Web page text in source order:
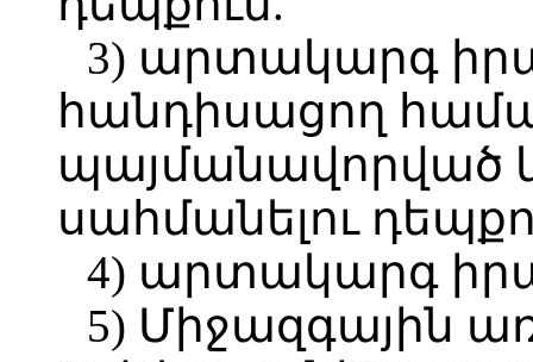
3) արտակարգ
հանդիսացող
պայմանավորված
սահմանելու
4) արտակարգ
5) Միջազգային